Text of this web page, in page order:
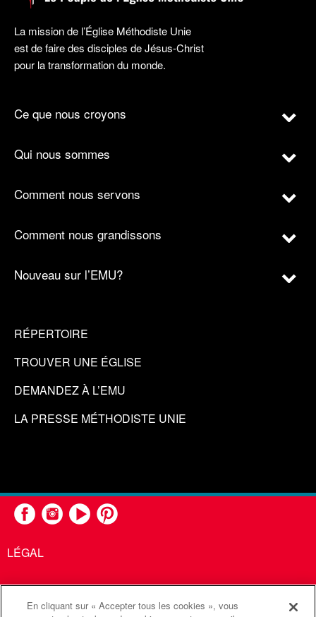
La mission de l’Église Méthodiste Unie
est de faire des disciples de Jésus-Christ
pour la transformation du monde.
Ce que nous croyons
Qui nous sommes
Comment nous servons
Comment nous grandissons
Nouveau sur l’EMU?
RÉPERTOIRE
TROUVER UNE ÉGLISE
DEMANDEZ À L’EMU
LA PRESSE MÉTHODISTE UNIE
LÉGAL
En cliquant sur « Accepter tous les cookies », vous